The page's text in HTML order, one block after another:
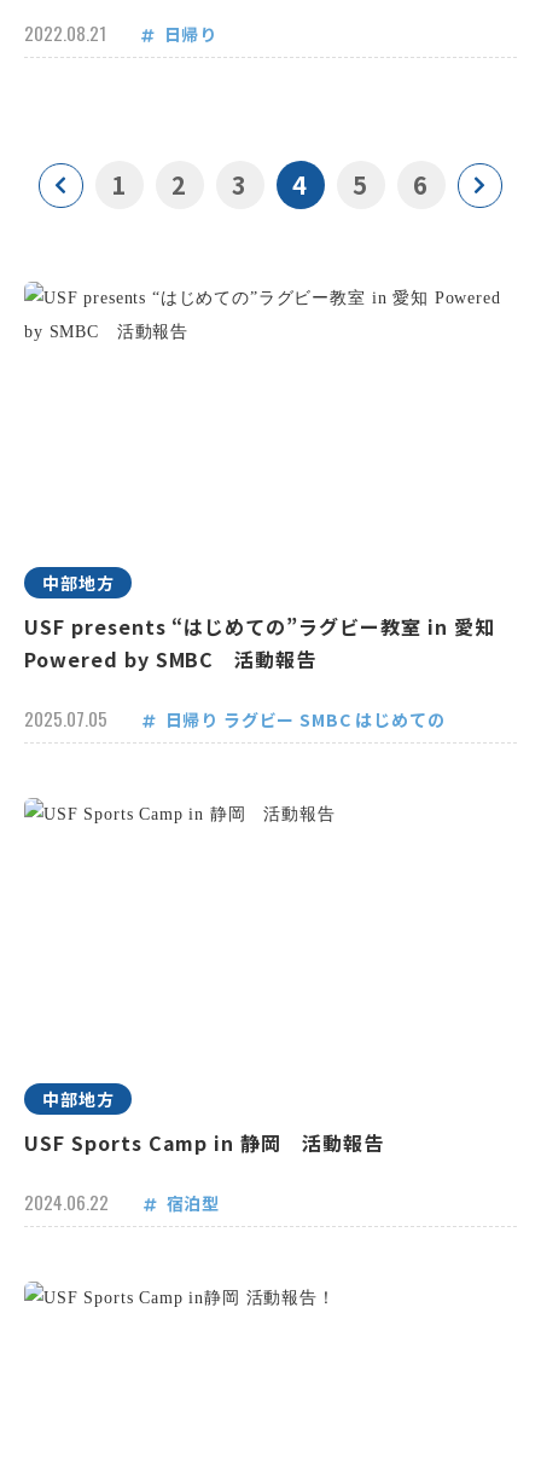
2022.08.21 日帰り
1 2 3 4 5 6
中部地方
USF presents “はじめての”ラグビー教室 in 愛知
Powered by SMBC 活動報告
2025.07.05 日帰り ラグビー SMBC はじめての
中部地方
USF Sports Camp in 静岡 活動報告
2024.06.22 宿泊型